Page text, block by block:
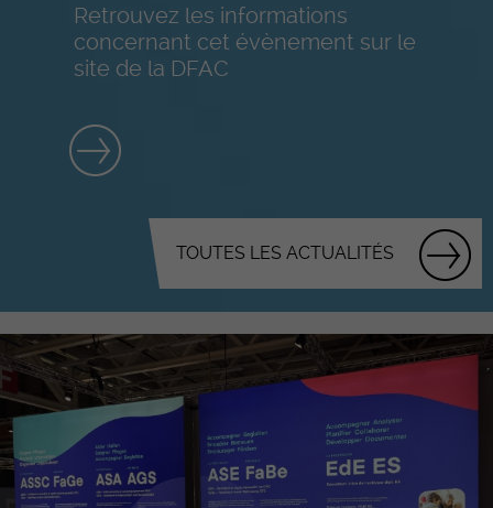
Retrouvez les informations
concernant cet évènement sur le
site de la DFAC
TOUTES LES ACTUALITÉS